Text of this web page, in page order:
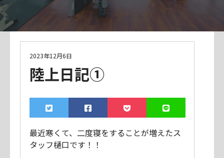
2023年12月6日
陸上日記①
最近寒くて、二度寝をすることが増えたス
タッフ樋口です！！